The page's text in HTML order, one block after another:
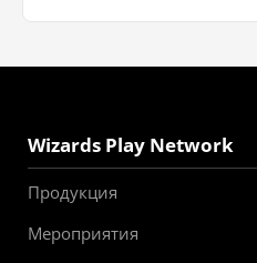
Wizards Play Network
Продукция
Мероприятия